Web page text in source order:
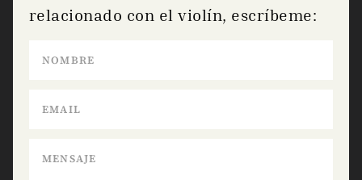
relacionado con el violín, escríbeme: